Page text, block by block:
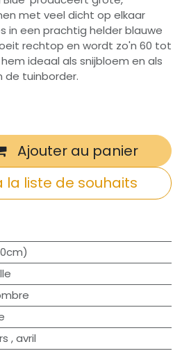
met veel dicht op elkaar
in een prachtig helder blauwe
rechtop en wordt zo'n 60 tot
ideaal als snijbloem en als
de tuinborder.
Ajouter au panier
la liste de souhaits
,avril